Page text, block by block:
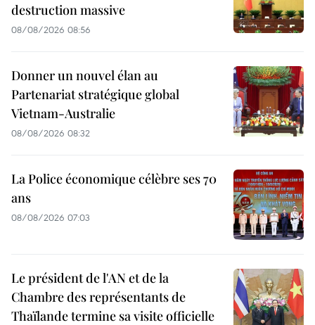
destruction massive
08/08/2026 08:56
Donner un nouvel élan au
Partenariat stratégique global
Vietnam-Australie
08/08/2026 08:32
La Police économique célèbre ses 70
ans
08/08/2026 07:03
Le président de l'AN et de la
Chambre des représentants de
Thaïlande termine sa visite officielle